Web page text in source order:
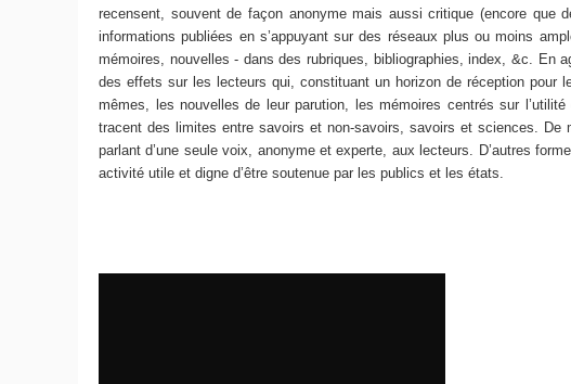
recensent, souvent de façon anonyme mais aussi critique (encore
informations publiées en s’appuyant sur des réseaux plus ou moins
mémoires, nouvelles - dans des rubriques, bibliographies, index, &c. En
des effets sur les lecteurs qui, constituant un horizon de réception pour
mêmes, les nouvelles de leur parution, les mémoires centrés sur
tracent des limites entre savoirs et non-savoirs, savoirs et sciences. De
parlant d’une seule voix, anonyme et experte, aux lecteurs. D’autres
activité utile et digne d’être soutenue par les publics et les états.